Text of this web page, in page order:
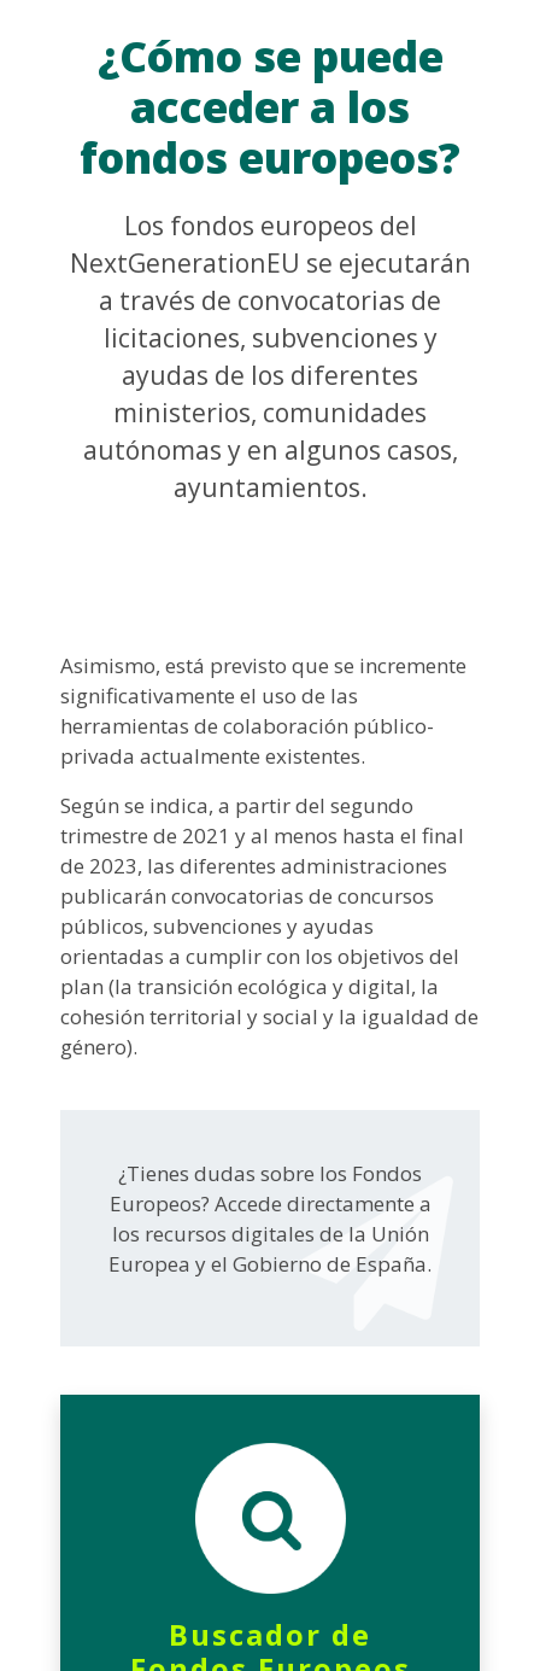
¿Cómo se puede
acceder a los
fondos europeos?
Los fondos europeos del
NextGenerationEU se ejecutarán
a través de convocatorias de
licitaciones, subvenciones y
ayudas de los diferentes
ministerios, comunidades
autónomas y en algunos casos,
ayuntamientos.
Asimismo, está previsto que se incremente
significativamente el uso de las
herramientas de colaboración público-
privada actualmente existentes.
Según se indica, a partir del segundo
trimestre de 2021 y al menos hasta el final
de 2023, las diferentes administraciones
publicarán convocatorias de concursos
públicos, subvenciones y ayudas
orientadas a cumplir con los objetivos del
plan (la transición ecológica y digital, la
cohesión territorial y social y la igualdad de
género).
¿Tienes dudas sobre los Fondos
Europeos? Accede directamente a
los recursos digitales de la Unión
Europea y el Gobierno de España.
Buscador de